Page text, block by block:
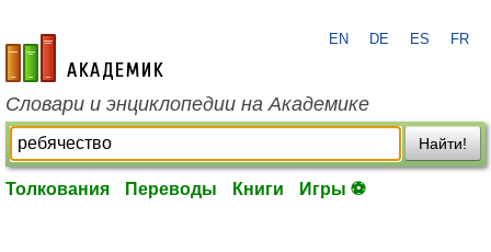
academic.ru
EN DE ES FR
Словари и энциклопедии на Академике
Найти!
Толкования Переводы Книги Игры ⚽